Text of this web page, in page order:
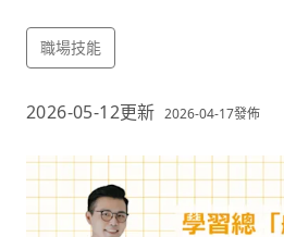
文章
職場技能
2026-05-12更新 2026-04-17發佈